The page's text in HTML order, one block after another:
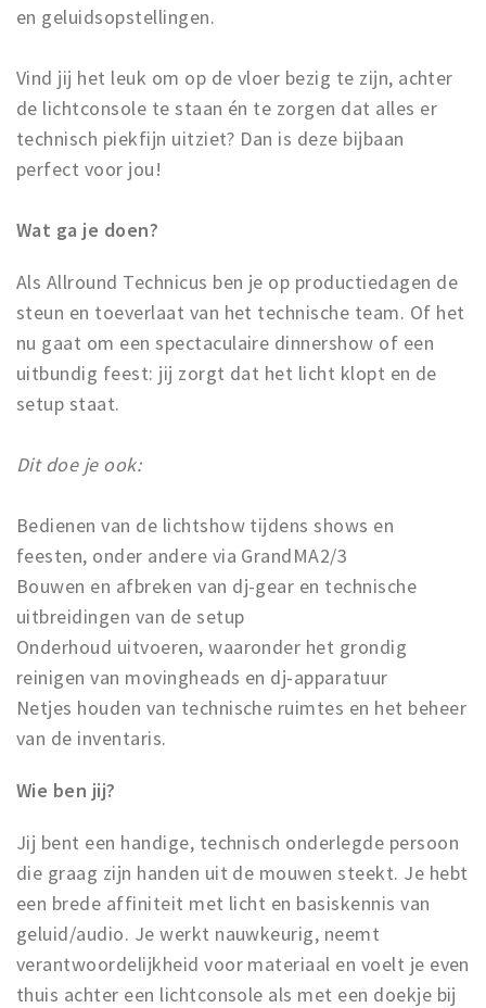
en geluidsopstellingen.
Vind jij het leuk om op de vloer bezig te zijn, achter
de lichtconsole te staan én te zorgen dat alles er
technisch piekfijn uitziet? Dan is deze bijbaan
perfect voor jou!
Wat ga je doen?
Als Allround Technicus ben je op productiedagen de
steun en toeverlaat van het technische team. Of het
nu gaat om een spectaculaire dinnershow of een
uitbundig feest: jij zorgt dat het licht klopt en de
setup staat.
Dit doe je ook:
Bedienen van de lichtshow tijdens shows en
feesten, onder andere via GrandMA2/3
Bouwen en afbreken van dj-gear en technische
uitbreidingen van de setup
Onderhoud uitvoeren, waaronder het grondig
reinigen van movingheads en dj-apparatuur
Netjes houden van technische ruimtes en het beheer
van de inventaris.
Wie ben jij?
Jij bent een handige, technisch onderlegde persoon
die graag zijn handen uit de mouwen steekt. Je hebt
een brede affiniteit met licht en basiskennis van
geluid/audio. Je werkt nauwkeurig, neemt
verantwoordelijkheid voor materiaal en voelt je even
thuis achter een lichtconsole als met een doekje bij